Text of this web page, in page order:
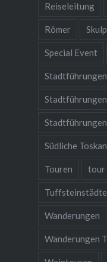
Reiseleitung
Römer
Special Event
Südliche
Touren tour
Tuffsteinstädte
Wanderungen
Wanderungen